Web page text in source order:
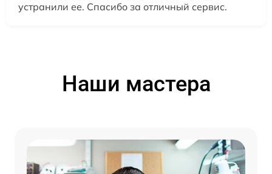
устранили ее. Спасибо за отличный сервис.
Наши мастера